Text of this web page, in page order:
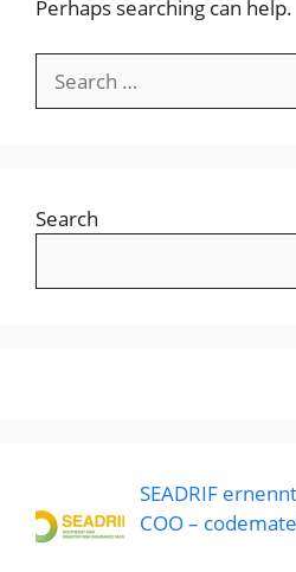
Perhaps searching can help.
for:
Search
SEADRIF
COO –